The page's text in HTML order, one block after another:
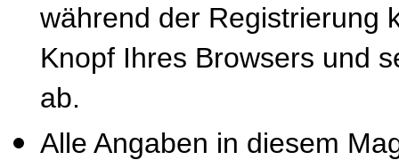
während der Registrierung
Knopf Ihres Browsers und
ab.
Alle Angaben in diesem